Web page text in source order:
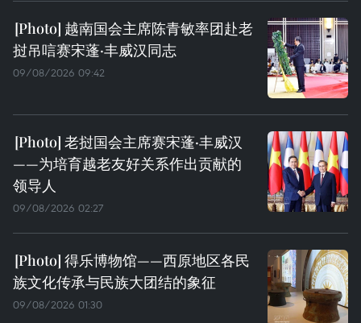
越南国会主席陈青敏率团赴老
挝吊唁赛宋蓬·丰威汉同志
09/08/2026 09:42
老挝国会主席赛宋蓬·丰威汉
——为培育越老友好关系作出贡献的
领导人
09/08/2026 02:27
得乐博物馆——西原地区各民
族文化传承与民族大团结的象征
09/08/2026 01:30